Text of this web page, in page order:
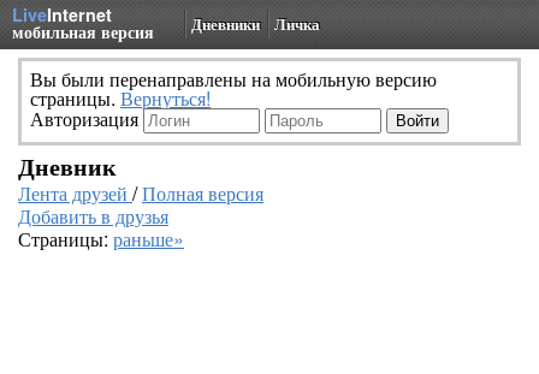
LiveInternet
мобильная версия Дневники Личка
Вы были перенаправлены на мобильную версию
страницы. Вернуться!
Авторизация
Дневник
Лента друзей /Полная версия
Добавить в друзья
Страницы: раньше»